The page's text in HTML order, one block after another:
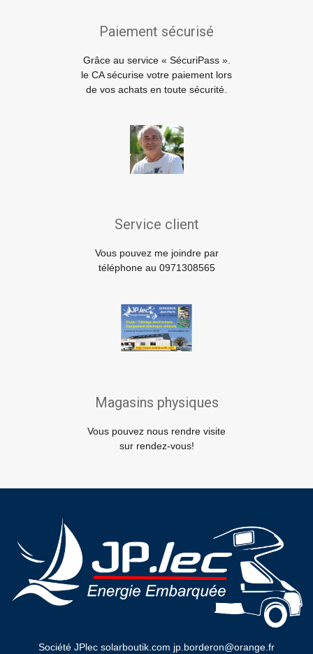
Paiement sécurisé
Grâce au service « SécuriPass ».
le CA sécurise votre paiement lors
de vos achats en toute sécurité.
Service client
Vous pouvez me joindre par
téléphone au 0971308565
Magasins physiques
Vous pouvez nous rendre visite
sur rendez-vous!
Société JPlec solarboutik.com jp.borderon@orange.fr